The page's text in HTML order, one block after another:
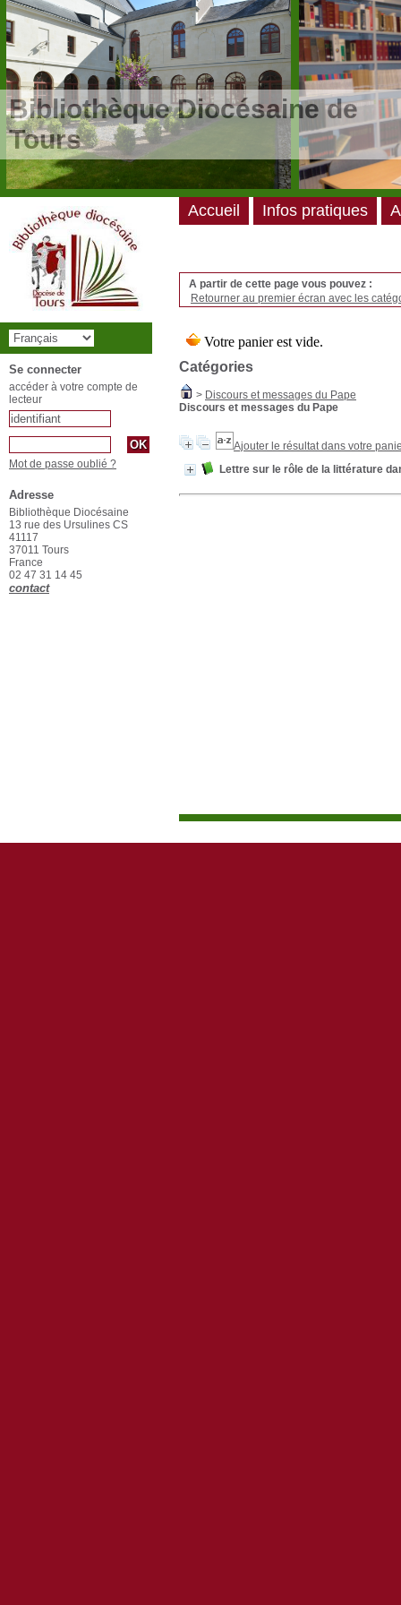
/**/
Bibliothèque Diocésaine de
Tours
A partir de cette page vous pouvez :
Retourner au premier écran avec les
Catégories
> Discours et messages du Pape
Discours et messages du Pape
Ajouter le résultat dans votre
Lettre sur le rôle de la littérature
Accueil Infos pratiques
Se connecter
accéder à votre compte de
lecteur
Mot de passe oublié ?
Adresse
Bibliothèque Diocésaine
13 rue des Ursulines CS
41117
37011 Tours
France
02 47 31 14 45
contact